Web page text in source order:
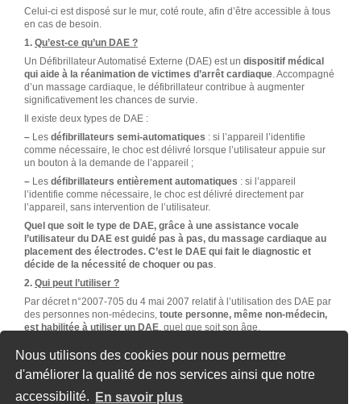
Nous utilisons des cookies pour nous permettre
d'améliorer la qualité de nos services ainsi que notre
accessibilité.
En savoir plus
Celui-ci est disposé sur le mur, coté route, afin d’être accessible à tous
en cas de besoin.
1. Qu’est-ce qu’un DAE ?
Un Défibrillateur Automatisé Externe (DAE) est un dispositif médical
qui aide à la réanimation de victimes d’arrêt cardiaque. Accompagné
d’un massage cardiaque, le défibrillateur contribue à augmenter
significativement les chances de survie.
Il existe deux types de DAE :
– Les défibrillateurs semi-automatiques : si l’appareil l’identifie
comme nécessaire, le choc est délivré lorsque l’utilisateur appuie sur
un bouton à la demande de l’appareil ;
– Les défibrillateurs entièrement automatiques : si l’appareil
l’identifie comme nécessaire, le choc est délivré directement par
l’appareil, sans intervention de l’utilisateur.
Quel que soit le type de DAE, grâce à une assistance vocale
l’utilisateur du DAE est guidé pas à pas, du massage cardiaque au
placement des électrodes. C’est le DAE qui fait le diagnostic et
décide de la nécessité de choquer ou pas.
2. Qui peut l’utiliser ?
Par décret n°2007-705 du 4 mai 2007 relatif à l’utilisation des DAE par
des personnes non-médecins, toute personne, même non-médecin,
est habilitée à utiliser un DAE, quel que soit son âge.
significativement les chances de survie.